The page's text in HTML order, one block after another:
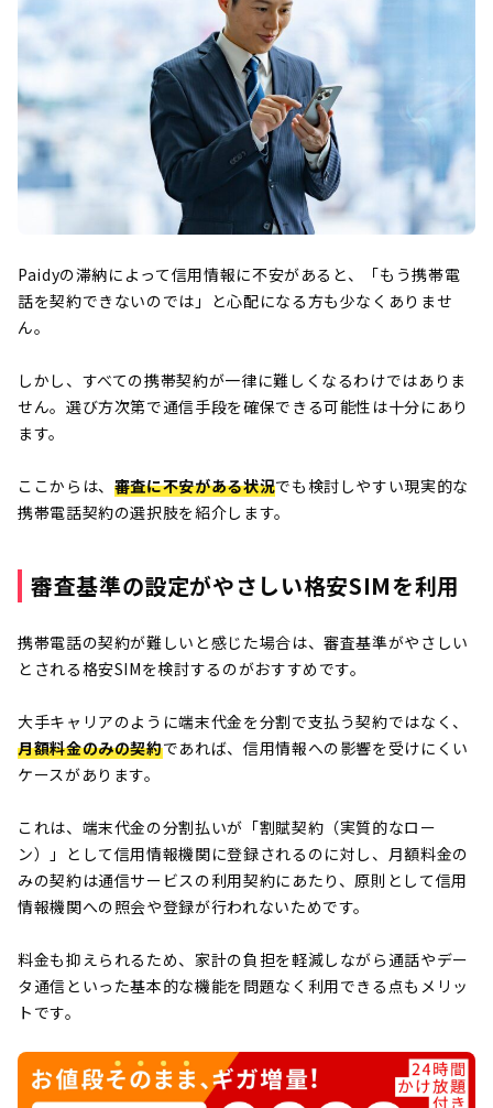
Paidyの滞納によって信用情報に不安があると、「もう携帯電
話を契約できないのでは」と心配になる方も少なくありませ
ん。
しかし、すべての携帯契約が一律に難しくなるわけではありま
せん。選び方次第で通信手段を確保できる可能性は十分にあり
ます。
ここからは、 審査に不安がある状況でも検討しやすい現実的な
携帯電話契約の選択肢を紹介します。
審査基準の設定がやさしい格安SIMを利用
携帯電話の契約が難しいと感じた場合は、審査基準がやさしい
とされる格安SIMを検討するのがおすすめです。
大手キャリアのように端末代金を分割で支払う契約ではなく、
月額料金のみの契約であれば、信用情報への影響を受けにくい
ケースがあります。
これは、端末代金の分割払いが「割賦契約（実質的なロー
ン）」として信用情報機関に登録されるのに対し、月額料金の
みの契約は通信サービスの利用契約にあたり、原則として信用
情報機関への照会や登録が行われないためです。
料金も抑えられるため、家計の負担を軽減しながら通話やデー
タ通信といった基本的な機能を問題なく利用できる点もメリッ
トです。